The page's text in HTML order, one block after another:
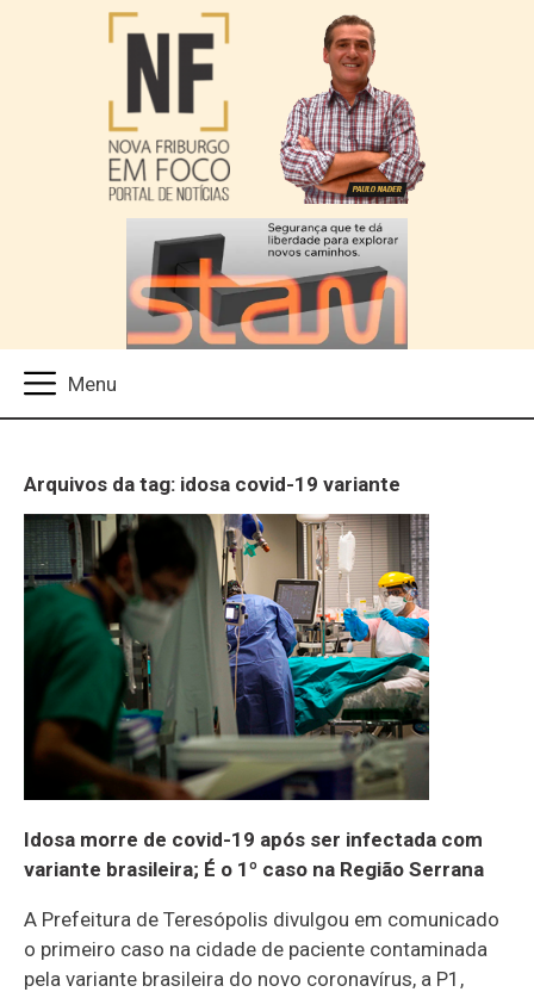
Arquivos da tag: idosa covid-19 variante
Idosa morre de covid-19 após ser infectada com
variante brasileira; É o 1º caso na Região Serrana
A Prefeitura de Teresópolis divulgou em comunicado
o primeiro caso na cidade de paciente contaminada
pela variante brasileira do novo coronavírus, a P1,